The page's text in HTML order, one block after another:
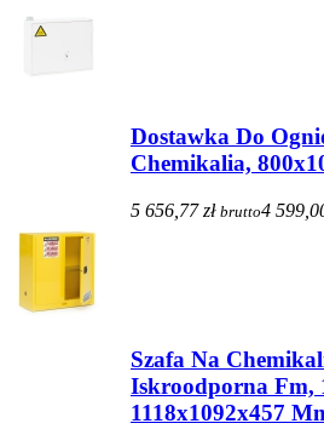
Dostawka Do
Chemikalia,
5 656,77 zł brutto4
Szafa Na
Iskroodporna Fm,
1118x1092x457